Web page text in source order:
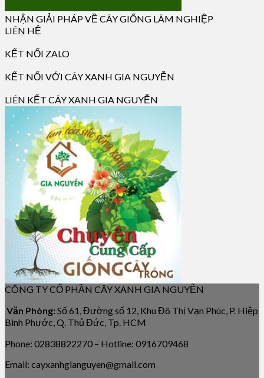
NHẬN GIẢI PHÁP VỀ CÂY GIỐNG LÂM NGHIỆP
LIÊN HỆ
KẾT NỐI ZALO
KẾT NỐI VỚI CÂY XANH GIA NGUYỄN
LIÊN KẾT CÂY XANH GIA NGUYỄN
CÔNG TY CỔ PHẦN CÂY XANH GIA NGUYỄN
Văn Phòng: Số 61, Đường số 12, Khu Đô Thị Vạn Phúc, P. Hiệp
Bình Phước, Q. Thủ Đức, Tp. HCM
Phone: 02838822270 – Hotline: 0916709468
Email: cayxanhgianguyen@gmail.com